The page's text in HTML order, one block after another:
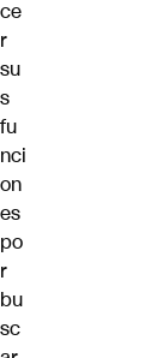
ce
r
su
s
fu
nci
on
es
po
r
bu
sc